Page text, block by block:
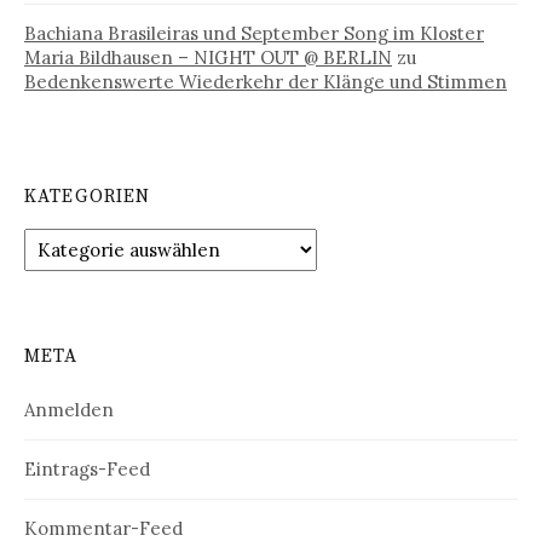
Bachiana Brasileiras und September Song im Kloster
Maria Bildhausen – NIGHT OUT @ BERLIN zu
Bedenkenswerte Wiederkehr der Klänge und Stimmen
KATEGORIEN
Kategorien
META
Anmelden
Eintrags-Feed
Kommentar-Feed